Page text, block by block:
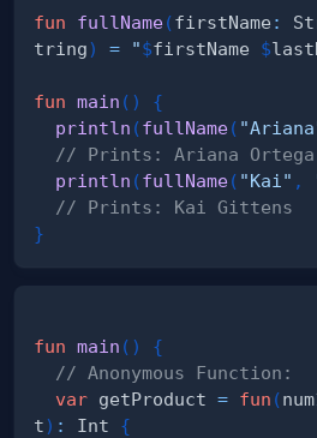
fun fullName(firstName :
tring) = "$firstName $
fun main ( )
{
println (fullName(
// Prints: Ariana Ortega
println (fullName( "Kai" ,
// Prints: Kai Gittens
}
fun main ( )
{
// Anonymous Function:
var getProduct = fun (
t) : Int {